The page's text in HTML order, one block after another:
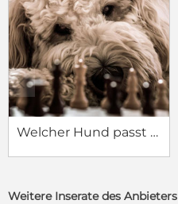
Welcher Hund passt zu mir?
c
Weitere Inserate des Anbieters